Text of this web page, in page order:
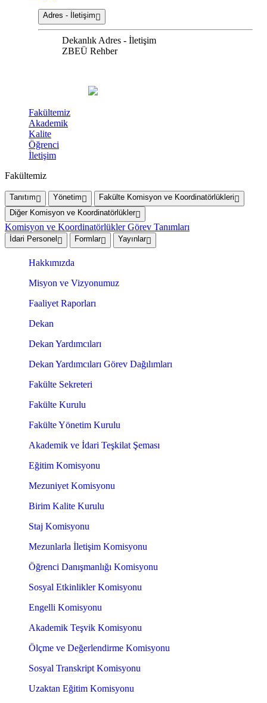
Adres - İletişim
Dekanlık Adres - İletişim
ZBEÜ Rehber
Fakültemiz
Akademik
Kalite
Öğrenci
İletişim
Fakültemiz
Tanıtım Yönetim
Fakülte Komisyon ve Koordinatörlükleri
Diğer Komisyon ve Koordinatörlükler
Komisyon ve Koordinatörlükler Görev Tanımları
İdari Personel Formlar Yayınlar
Hakkımızda
Misyon ve Vizyonumuz
Faaliyet Raporları
Dekan
Dekan Yardımcıları
Dekan Yardımcıları Görev Dağılımları
Fakülte Sekreteri
Fakülte Kurulu
Fakülte Yönetim Kurulu
Akademik ve İdari Teşkilat Şeması
Eğitim Komisyonu
Mezuniyet Komisyonu
Birim Kalite Kurulu
Staj Komisyonu
Mezunlarla İletişim Komisyonu
Öğrenci Danışmanlığı Komisyonu
Sosyal Etkinlikler Komisyonu
Engelli Komisyonu
Akademik Teşvik Komisyonu
Ölçme ve Değerlendirme Komisyonu
Sosyal Transkript Komisyonu
Uzaktan Eğitim Komisyonu